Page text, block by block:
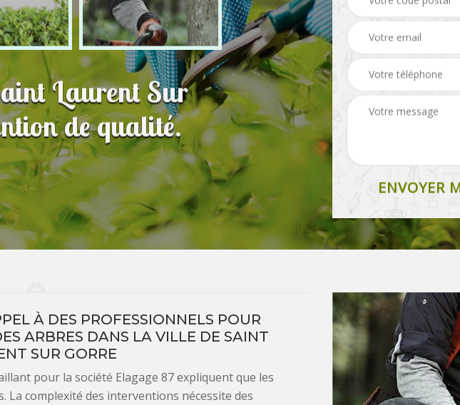
Laurent Sur
de qualité.
À DES PROFESSIONNELS POUR
ARBRES DANS LA VILLE DE SAINT
SUR GORRE
pour la société Elagage 87 expliquent que les
La complexité des interventions nécessite des